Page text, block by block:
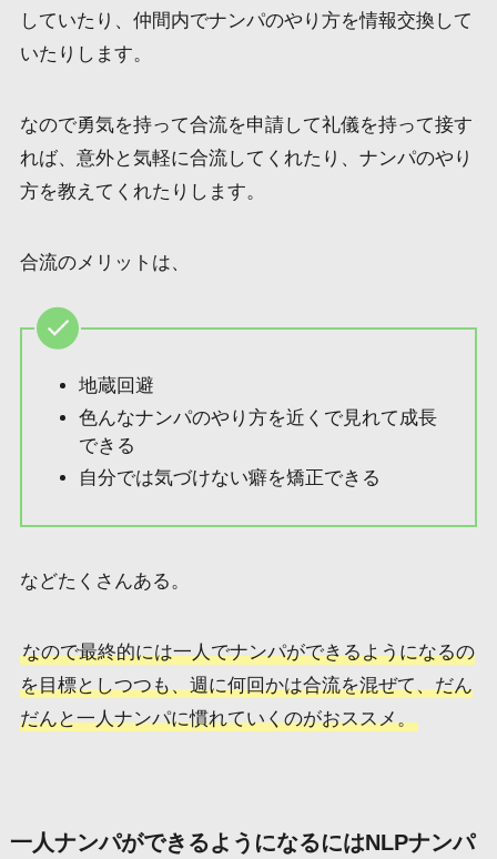
していたり、仲間内でナンパのやり方を情報交換して
いたりします。
なので勇気を持って合流を申請して礼儀を持って接す
れば、意外と気軽に合流してくれたり、ナンパのやり
方を教えてくれたりします。
合流のメリットは、
地蔵回避
色んなナンパのやり方を近くで見れて成長
できる
自分では気づけない癖を矯正できる
などたくさんある。
なので最終的には一人でナンパができるようになるの
を目標としつつも、週に何回かは合流を混ぜて、だん
だんと一人ナンパに慣れていくのがおススメ。
一人ナンパができるようになるにはNLPナンパ